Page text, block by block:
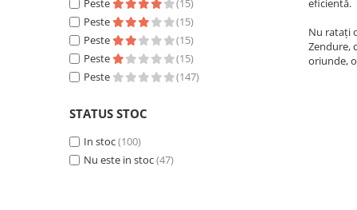
Termometre
Multimetre de Banc
Accesorii instrumente de masura
Camere Termice
Osciloscoape
Lichidare stoc
Peste
(15)
Peste
(15)
Peste
(15)
Peste
(15)
Peste
(147)
STATUS STOC
In stoc(100)
Nu este in stoc(47)
eficientă.
Nu ratați
Zendure,
oriunde,